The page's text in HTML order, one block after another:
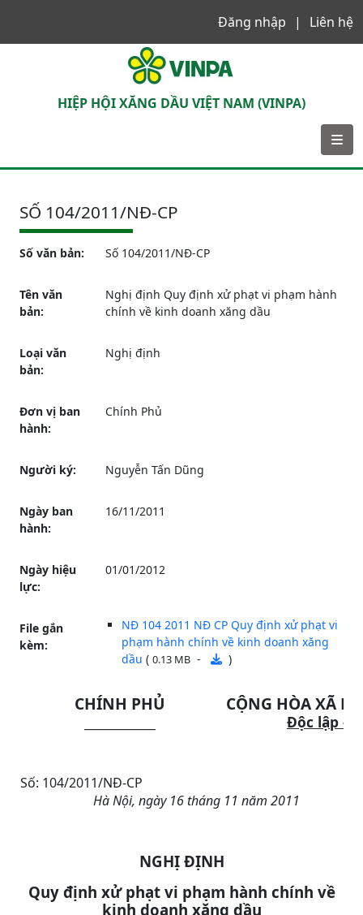
Đăng nhập
Liên hệ
HIỆP HỘI XĂNG DẦU VIỆT NAM (VINPA)
SỐ 104/2011/NĐ-CP
Số văn bản: Số 104/2011/NĐ-CP
Tên văn
bản:
Nghị định Quy định xử phạt vi phạm hành
chính về kinh doanh xăng dầu
Loại văn
bản:
Nghị định
Đơn vị ban
hành:
Chính Phủ
Người ký: Nguyễn Tấn Dũng
Ngày ban
hành:
16/11/2011
Ngày hiệu
lực:
01/01/2012
File gắn
kèm:
NĐ 104 2011 NĐ CP Quy định xử phạt vi
phạm hành chính về kinh doanh xăng
dầu ( 0.13 MB - )
CHÍNH PHỦ
CỘNG HÒA XÃ
Độc lập -
Số: 104/2011/NĐ-CP
Hà Nội, ngày 16 tháng 11 năm 2011
NGHỊ ĐỊNH
Quy định xử phạt vi phạm hành chính về
kinh doanh xăng dầu